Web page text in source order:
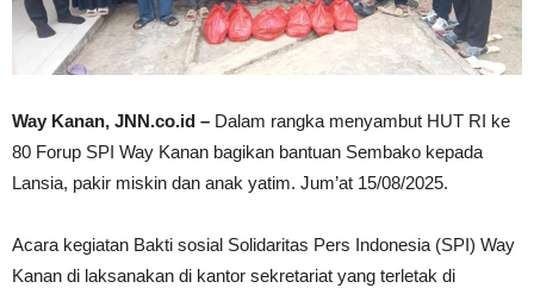
Way Kanan, JNN.co.id – Dalam rangka menyambut HUT RI ke
80 Forup SPI Way Kanan bagikan bantuan Sembako kepada
Lansia, pakir miskin dan anak yatim. Jum’at 15/08/2025.
Acara kegiatan Bakti sosial Solidaritas Pers Indonesia (SPI) Way
Kanan di laksanakan di kantor sekretariat yang terletak di